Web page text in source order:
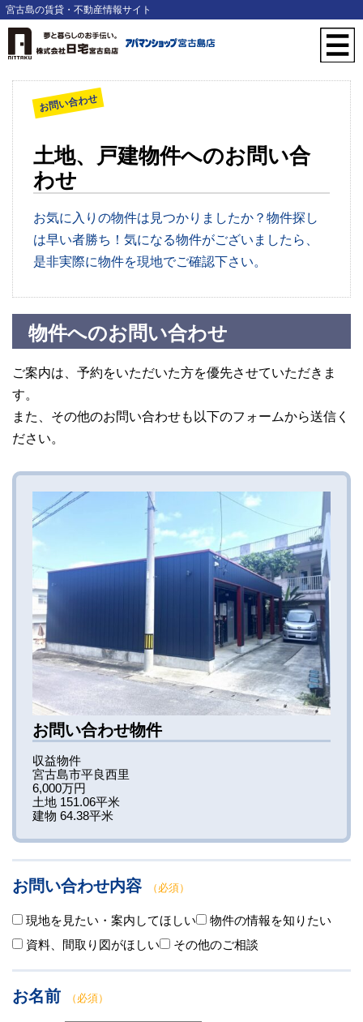
宮古島の賃貸・不動産情報サイト
お問い合わせ
土地、戸建物件へのお問い合
わせ
お気に入りの物件は見つかりましたか？物件探し
は早い者勝ち！気になる物件がございましたら、
是非実際に物件を現地でご確認下さい。
物件へのお問い合わせ
ご案内は、予約をいただいた方を優先させていただきま
す。
また、その他のお問い合わせも以下のフォームから送信く
ださい。
お問い合わせ物件
収益物件
宮古島市平良西里
6,000万円
土地 151.06平米
建物 64.38平米
お問い合わせ内容 （必須）
現地を見たい・案内してほしい
物件の情報を知りたい
資料、間取り図がほしい
その他のご相談
お名前 （必須）